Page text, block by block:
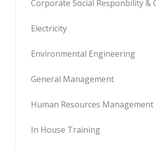
Corporate Social Responbility &
Electricity
Environmental Engineering
General Management
Human Resources Management
In House Training